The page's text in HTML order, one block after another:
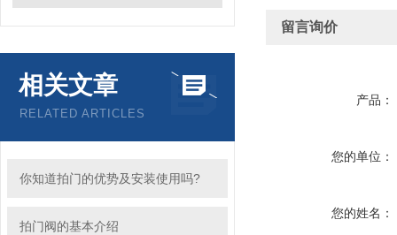
相关文章
RELATED ARTICLES
你知道拍门的优势及安装使用吗?
拍门阀的基本介绍
留言询价
产品：
您的单位：
您的姓名：